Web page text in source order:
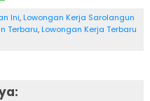
Ini, Lowongan Kerja Sarolangun
Terbaru, Lowongan Kerja Terbaru